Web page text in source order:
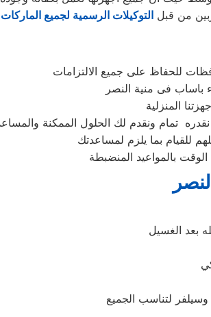
من قبلالتوكيلات الرسمية لجميع الماركات
للحفاظ على جميع الالتزامات
للقيام بما يلزم لمساعدتك
بالمواعيد المنضبطة